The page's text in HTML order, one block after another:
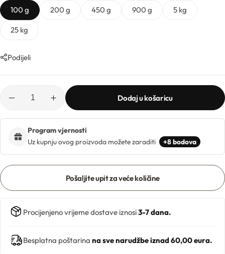
100 g 200 g 450 g 900 g 5 kg
25 kg
Podijeli
Dodaj u košaricu
Program vjernosti
Uz kupnju ovog proizvoda možete zaraditi
+8 bodova
Pošaljite upit za veće količine
Procijenjeno vrijeme dostave iznosi3-7 dana.
Besplatna poštarina na sve narudžbe iznad 60,00 eura.
Eksfolijatori
Ekstrakti
Emolijenti
Emulgatori
Esteri
Farmaceutske sirovine
Gline
Nastavci za boce
Poklopci za lončiće
Rolleri i stickovi
Stelle i sirupice